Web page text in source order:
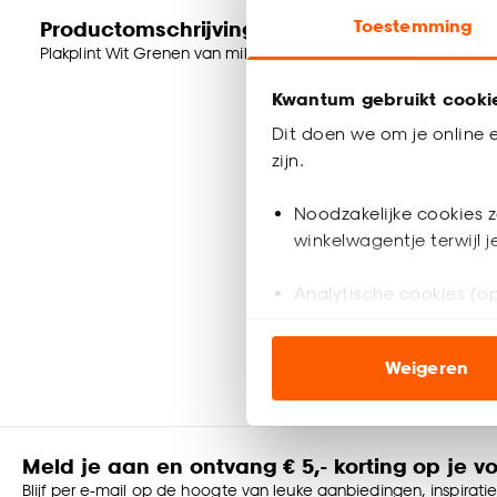
Toestemming
Kwantum gebruikt
Dit doen we om je online
zijn.
Noodzakelijke cookies
winkelwagentje terwijl
Analytische cookies
ook buiten de
Klik op ‘Ja, alles
noodzakelijke cookies te
accepteren door op
Weigeren
Productomschrijving
Plakplint Wit Grenen van milieubewust PEFC hout. Lengte:
Meld je aan en ontvang € 5,- korting op je
Blijf per e-mail op de hoogte van leuke aanbiedingen,